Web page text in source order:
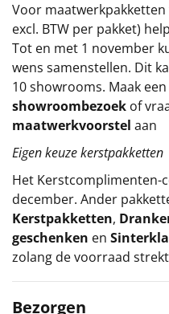
Per stuk
Alle overige
Voor maatwerkpakketten
excl. BTW per pakket)
Tot en met 1 november
wens samenstellen. Dit
10 showrooms. Maak
showroombezoek of
maatwerkvoorstel aan
Eigen keuze kerstpakketten
Het Kerstcomplimenten-
december. Ander
Kerstpakketten,
geschenken en
zolang de voorraad
Bezorgen